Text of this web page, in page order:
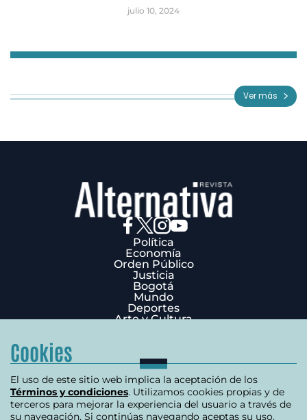
julio 10, 2024
3
Ver más
Política
Economía
Orden Público
Justicia
Bogotá
Mundo
Deportes
Arte y Cultura
Términos y condiciones
Política de privacidad
Política de cookies
Contáctenos
Carrera 7 # 75-51 Edificio Terpel Oficina 501
Cookies
El uso de este sitio web implica la aceptación de los
Términos y condiciones. Utilizamos cookies propias y de
terceros para mejorar la experiencia del usuario a través de
su navegación. Si continúas navegando aceptas su uso.